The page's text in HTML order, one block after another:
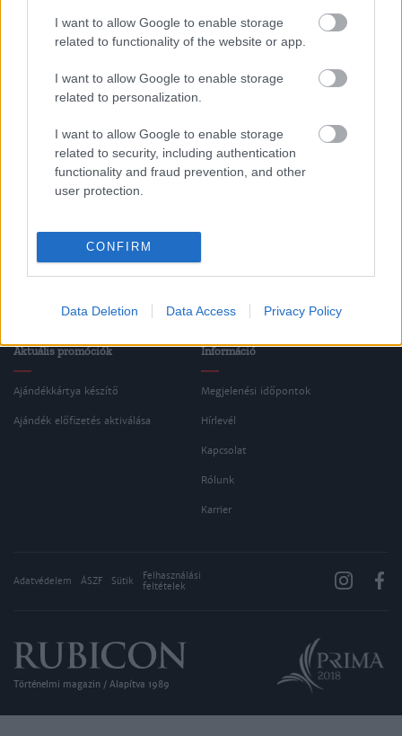
I want to allow Google to enable storage
related to functionality of the website or app.
I want to allow Google to enable storage
related to personalization.
I want to allow Google to enable storage
related to security, including authentication
functionality and fraud prevention, and other
user protection.
CONFIRM
Data Deletion Data Access Privacy Policy
VISSZA AZ OLDAL TETEJÉRE
Rubicon Intézet Naptár
Aktuális lapszám
Aktuális promóciók
Ajándékkártya készítő
Ajándék előfizetés aktiválása
Információ
Megjelenési időpontok
Hírlevél
Kapcsolat
Rólunk
Karrier
Adatvédelem ÁSZF Sütik
Felhasználási
feltételek
Történelmi magazin / Alapítva 1989